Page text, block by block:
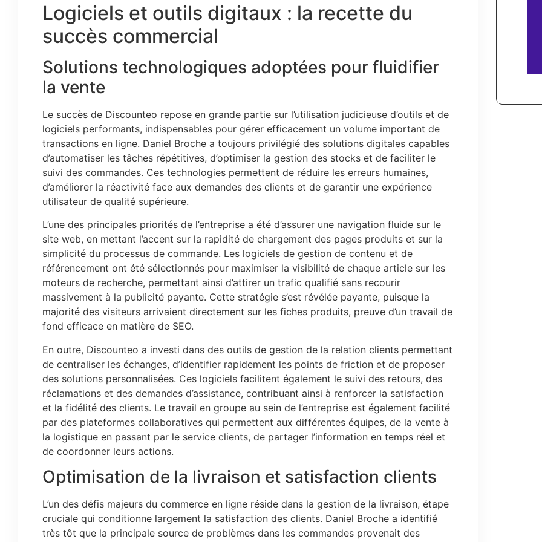
Logiciels et outils digitaux : la recette du
succès commercial
Solutions technologiques adoptées pour fluidifier
la vente
Le succès de Discounteo repose en grande partie sur l’utilisation judicieuse d’outils et de
logiciels performants, indispensables pour gérer efficacement un volume important de
transactions en ligne. Daniel Broche a toujours privilégié des solutions digitales capables
d’automatiser les tâches répétitives, d’optimiser la gestion des stocks et de faciliter le
suivi des commandes. Ces technologies permettent de réduire les erreurs humaines,
d’améliorer la réactivité face aux demandes des clients et de garantir une expérience
utilisateur de qualité supérieure.
L’une des principales priorités de l’entreprise a été d’assurer une navigation fluide sur le
site web, en mettant l’accent sur la rapidité de chargement des pages produits et sur la
simplicité du processus de commande. Les logiciels de gestion de contenu et de
référencement ont été sélectionnés pour maximiser la visibilité de chaque article sur les
moteurs de recherche, permettant ainsi d’attirer un trafic qualifié sans recourir
massivement à la publicité payante. Cette stratégie s’est révélée payante, puisque la
majorité des visiteurs arrivaient directement sur les fiches produits, preuve d’un travail de
fond efficace en matière de SEO.
En outre, Discounteo a investi dans des outils de gestion de la relation clients permettant
de centraliser les échanges, d’identifier rapidement les points de friction et de proposer
des solutions personnalisées. Ces logiciels facilitent également le suivi des retours, des
réclamations et des demandes d’assistance, contribuant ainsi à renforcer la satisfaction
et la fidélité des clients. Le travail en groupe au sein de l’entreprise est également facilité
par des plateformes collaboratives qui permettent aux différentes équipes, de la vente à
la logistique en passant par le service clients, de partager l’information en temps réel et
de coordonner leurs actions.
Optimisation de la livraison et satisfaction clients
L’un des défis majeurs du commerce en ligne réside dans la gestion de la livraison, étape
cruciale qui conditionne largement la satisfaction des clients. Daniel Broche a identifié
très tôt que la principale source de problèmes dans les commandes provenait des